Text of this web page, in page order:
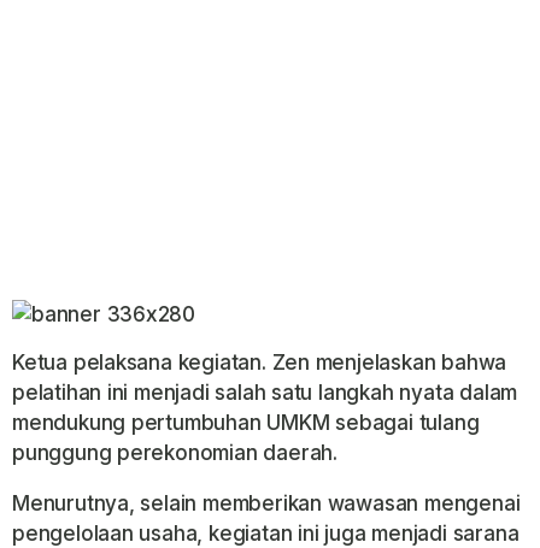
Ketua pelaksana kegiatan. Zen menjelaskan bahwa
pelatihan ini menjadi salah satu langkah nyata dalam
mendukung pertumbuhan UMKM sebagai tulang
punggung perekonomian daerah.
Menurutnya, selain memberikan wawasan mengenai
pengelolaan usaha, kegiatan ini juga menjadi sarana